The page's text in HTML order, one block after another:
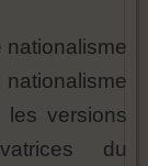
nationalisme
versions
du